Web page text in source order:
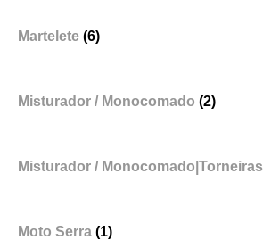
Martelete (6)
Misturador / Monocomado (2)
Misturador / Monocomado|Torneiras
Moto Serra (1)